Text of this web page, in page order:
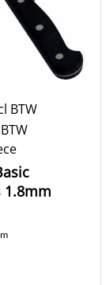
BTW
1.8mm